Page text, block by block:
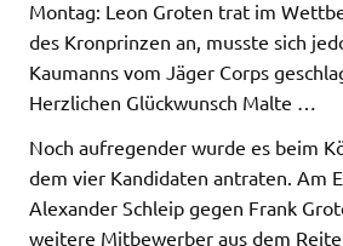
Montag: Leon Groten trat im
des Kronprinzen an, musste sich
Kaumanns vom Jäger Corps
Herzlichen Glückwunsch Malte …
Noch aufregender wurde es beim
dem vier Kandidaten antraten. Am
Alexander Schleip gegen Frank
weitere Mitbewerber aus dem